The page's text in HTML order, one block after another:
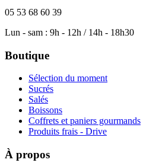
05 53 68 60 39
Lun - sam : 9h - 12h / 14h - 18h30
Boutique
Sélection du moment
Sucrés
Salés
Boissons
Coffrets et paniers gourmands
Produits frais - Drive
À propos